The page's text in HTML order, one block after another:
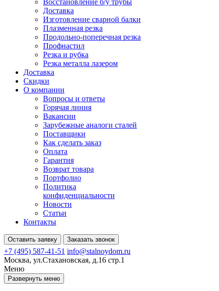
Восстановление б/у трубы
Доставка
Изготовление сварной балки
Плазменная резка
Продольно-поперечная резка
Профнастил
Резка и рубка
Резка металла лазером
Доставка
Скидки
О компании
Вопросы и ответы
Горячая линия
Вакансии
Зарубежные аналоги сталей
Поставщики
Как сделать заказ
Оплата
Гарантия
Возврат товара
Портфолио
Политика
конфиденциальности
Новости
Статьи
Контакты
Оставить заявку Заказать звонок
+7 (495) 587-41-51 info@stalnoydom.ru
Москва, ул.Стахановская, д.16 стр.1
Меню
Развернуть меню